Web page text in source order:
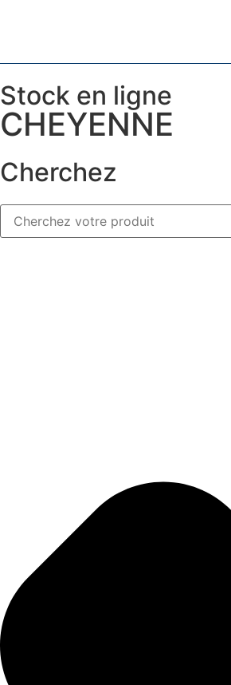
Stock en ligne
CHEYENNE
Cherchez